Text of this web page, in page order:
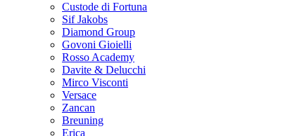
Custode di Fortuna
Sif Jakobs
Diamond Group
Govoni Gioielli
Rosso Academy
Davite & Delucchi
Mirco Visconti
Versace
Zancan
Breuning
Erica